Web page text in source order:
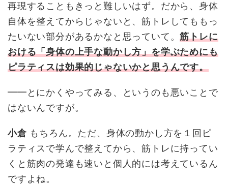
再現することもきっと難しいはず。だから、身体
自体を整えてからじゃないと、筋トレしてももっ
たいない部分があるかなと思っていて。筋トレに
おける「身体の上手な動かし方」を学ぶためにも
ピラティスは効果的じゃないかと思うんです。
━━とにかくやってみる、というのも悪いことで
はないんですが。
小倉もちろん。ただ、身体の動かし方を１回ピ
ラティスで学んで整えてから、筋トレに持ってい
くと筋肉の発達も速いと個人的には考えているん
ですよね。